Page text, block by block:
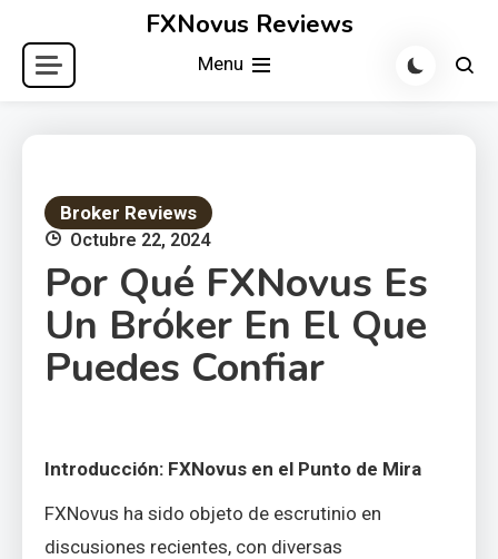
content
FXNovus Reviews
Menu
Broker Reviews
Octubre 22, 2024
Por Qué FXNovus Es
Un Bróker En El Que
Puedes Confiar
Introducción: FXNovus en el Punto de Mira
FXNovus ha sido objeto de escrutinio en
discusiones recientes, con diversas